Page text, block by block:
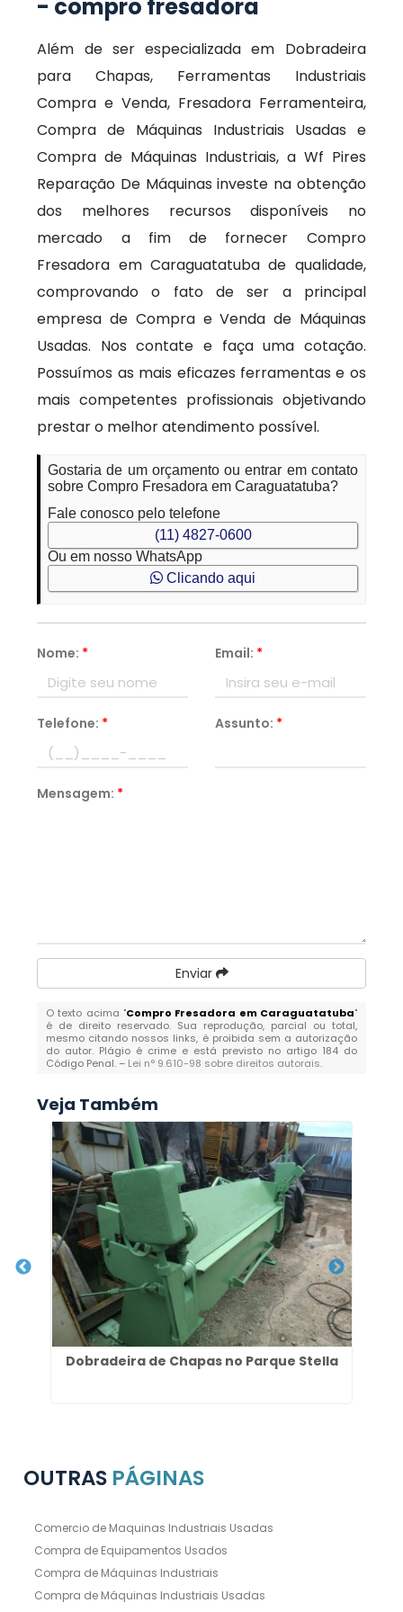
- compro fresadora
Além de ser especializada em Dobradeira
para Chapas, Ferramentas Industriais
Compra e Venda, Fresadora Ferramenteira,
Compra de Máquinas Industriais Usadas e
Compra de Máquinas Industriais, a Wf Pires
Reparação De Máquinas investe na obtenção
dos melhores recursos disponíveis no
mercado a fim de fornecer Compro
Fresadora em Caraguatatuba de qualidade,
comprovando o fato de ser a principal
empresa de Compra e Venda de Máquinas
Usadas. Nos contate e faça uma cotação.
Possuímos as mais eficazes ferramentas e os
mais competentes profissionais objetivando
prestar o melhor atendimento possível.
Gostaria de um orçamento ou entrar em contato
sobre Compro Fresadora em Caraguatatuba?
Fale conosco pelo telefone
(11) 4827-0600
Ou em nosso WhatsApp
Clicando aqui
Nome: * Email: *
Telefone: * Assunto: *
Mensagem: *
Enviar
O texto acima "Compro Fresadora em Caraguatatuba"
é de direito reservado. Sua reprodução, parcial ou total,
mesmo citando nossos links, é proibida sem a autorização
do autor. Plágio é crime e está previsto no artigo 184 do
Código Penal. – Lei n° 9.610-98 sobre direitos autorais.
Veja Também
Dobradeira de Chapas no Parque Stella
OUTRAS PÁGINAS
Comercio de Maquinas Industriais Usadas
Compra de Equipamentos Usados
Compra de Máquinas Industriais
Compra de Máquinas Industriais Usadas